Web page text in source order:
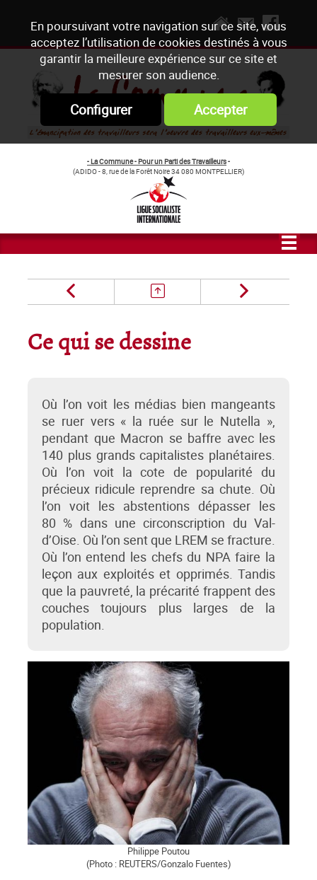
En poursuivant votre navigation sur ce site, vous
acceptez l’utilisation de cookies destinés à vous
garantir la meilleure expérience sur ce site et
mesurer son audience.
Configurer Accepter
- La Commune - Pour un Parti des Travailleurs-
(ADIDO - 8, rue de la Forêt Noire 34 080 MONTPELLIER)
Ce qui se dessine
Où l’on voit les médias bien mangeants
se ruer vers « la ruée sur le Nutella »,
pendant que Macron se baffre avec les
140 plus grands capitalistes planétaires.
Où l’on voit la cote de popularité du
précieux ridicule reprendre sa chute. Où
l’on voit les abstentions dépasser les
80 % dans une circonscription du Val-
d’Oise. Où l’on sent que LREM se fracture.
Où l’on entend les chefs du NPA faire la
leçon aux exploités et opprimés. Tandis
que la pauvreté, la précarité frappent des
couches toujours plus larges de la
population.
Philippe Poutou
(Photo : REUTERS/Gonzalo Fuentes)